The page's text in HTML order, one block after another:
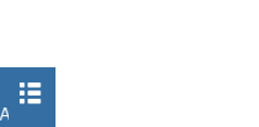
FILIPPO FIORELLI